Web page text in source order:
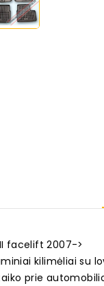
facelift 2007->
kilimėliai su
prie